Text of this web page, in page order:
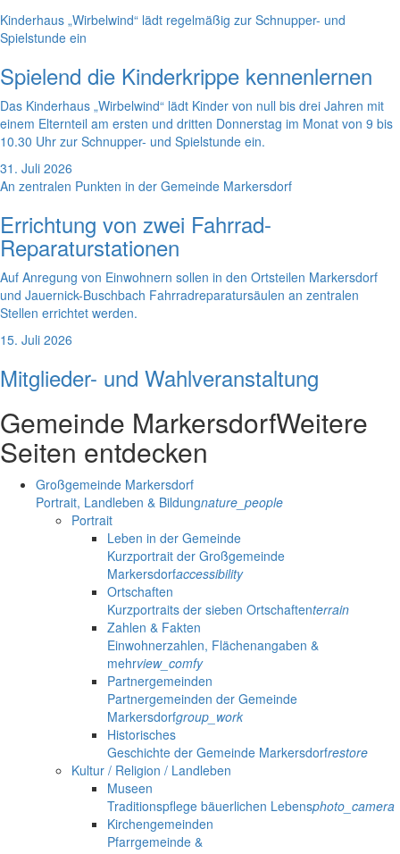
Kinderhaus „Wirbelwind“ lädt regelmäßig zur Schnupper- und
Spielstunde ein
Spielend die Kinderkrippe kennenlernen
Das Kinderhaus „Wirbelwind“ lädt Kinder von null bis drei Jahren mit
einem Elternteil am ersten und dritten Donnerstag im Monat von 9 bis
10.30 Uhr zur Schnupper- und Spielstunde ein.
31. Juli 2026
An zentralen Punkten in der Gemeinde Markersdorf
Errichtung von zwei Fahrrad-
Reparaturstationen
Auf Anregung von Einwohnern sollen in den Ortsteilen Markersdorf
und Jauernick-Buschbach Fahrradreparatursäulen an zentralen
Stellen errichtet werden.
15. Juli 2026
Mitglieder- und Wahlveranstaltung
Gemeinde MarkersdorfWeitere
Seiten entdecken
Großgemeinde Markersdorf
Portrait, Landleben & Bildungnature_people
Portrait
Leben in der Gemeinde
Kurzportrait der Großgemeinde
Markersdorfaccessibility
Ortschaften
Kurzportraits der sieben Ortschaftenterrain
Zahlen & Fakten
Einwohnerzahlen, Flächenangaben &
mehrview_comfy
Partnergemeinden
Partnergemeinden der Gemeinde
Markersdorfgroup_work
Historisches
Geschichte der Gemeinde Markersdorfrestore
Kultur / Religion / Landleben
Museen
Traditionspflege bäuerlichen Lebensphoto_camera
Kirchengemeinden
Pfarrgemeinde &